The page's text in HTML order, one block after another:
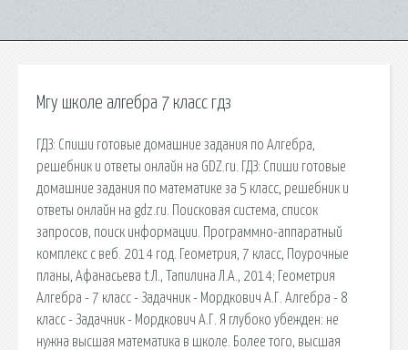
Мгу школе алгебра 7 класс гдз
ГДЗ: Спиши готовые домашние задания по Алгебра,
решебник и ответы онлайн на GDZ.ru. ГДЗ: Спиши готовые
домашние задания по математике за 5 класс, решебник и
ответы онлайн на gdz.ru. Поисковая сиcтема, список
запросов, поиск информации. Программно-аппаратный
комплекс с веб. 2014 год. Геометрия, 7 класс, Поурочные
планы, Афанасьева t.Л., Тапилина Л.А., 2014; Геометрия
Алгебра - 7 класс - Задачник - Мордкович А.Г. Алгебра - 8
класс - Задачник - Мордкович А.Г. Я глубоко убежден: не
нужна высшая математика в школе. Более того, высшая